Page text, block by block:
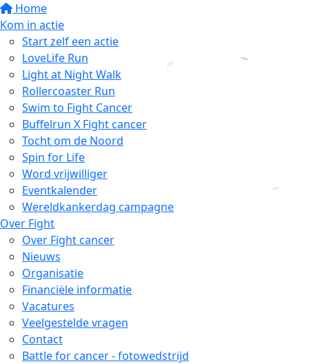
Home
Kom in actie
Start zelf een actie
LoveLife Run
Light at Night Walk
Rollercoaster Run
Swim to Fight Cancer
Buffelrun X Fight cancer
Tocht om de Noord
Spin for Life
Word vrijwilliger
Eventkalender
Wereldkankerdag campagne
Over Fight
Over Fight cancer
Nieuws
Organisatie
Financiële informatie
Vacatures
Veelgestelde vragen
Contact
Battle for cancer - fotowedstrijd